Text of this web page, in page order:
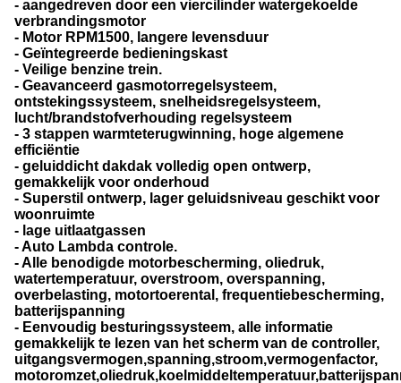
- aangedreven door een viercilinder watergekoelde
verbrandingsmotor
- Motor RPM1500, langere levensduur
- Geïntegreerde bedieningskast
- Veilige benzine trein.
- Geavanceerd gasmotorregelsysteem,
ontstekingssysteem, snelheidsregelsysteem,
lucht/brandstofverhouding regelsysteem
- 3 stappen warmteterugwinning, hoge algemene
efficiëntie
- geluiddicht dakdak volledig open ontwerp,
gemakkelijk voor onderhoud
- Superstil ontwerp, lager geluidsniveau geschikt voor
woonruimte
- lage uitlaatgassen
- Auto Lambda controle.
- Alle benodigde motorbescherming, oliedruk,
watertemperatuur, overstroom, overspanning,
overbelasting, motortoerental, frequentiebescherming,
batterijspanning
- Eenvoudig besturingssysteem, alle informatie
gemakkelijk te lezen van het scherm van de controller,
uitgangsvermogen,spanning,stroom,vermogenfactor,